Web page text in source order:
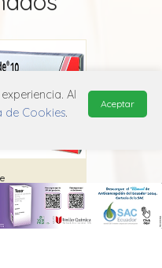
Al
de Cookies.
Aceptar